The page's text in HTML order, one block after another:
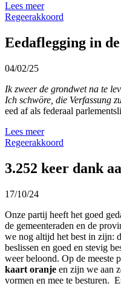
Lees meer
Regeerakkoord
Eedaflegging in
04/02/25
Ik zweer de grondwet na te
Ich schwöre, die Verfassung
eed af als federaal
Lees meer
Regeerakkoord
3.252 keer dank
17/10/24
Onze partij heeft het goed
de gemeenteraden en de
we nog altijd het best in zijn:
beslissen en goed en stevig
weer beloond. Op de meeste
kaart oranje en zijn we aan
vormen en mee te besturen.